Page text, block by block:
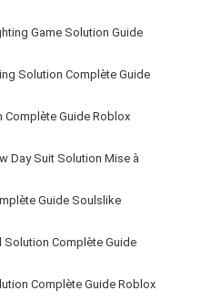
Game Solution Guide
Solution Complète Guide
Complète Guide Roblox
Day Suit Solution Mise à
Guide Soulslike
Solution Complète Guide
Complète Guide Roblox